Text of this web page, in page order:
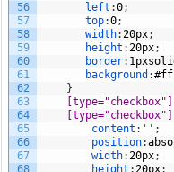
56
57
58
59
60
61
62
63
64
65
66
67
68
left :0;
top:0;
width: 20px;
height : 20px;
border: 1px
background :
}
content : '' ;
position:
width: 20px;
height : 20px;